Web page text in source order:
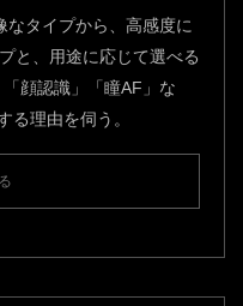
タイプから、高感度に
と、用途に応じて選べる
顔認識」「瞳AF」な
る理由を伺う。